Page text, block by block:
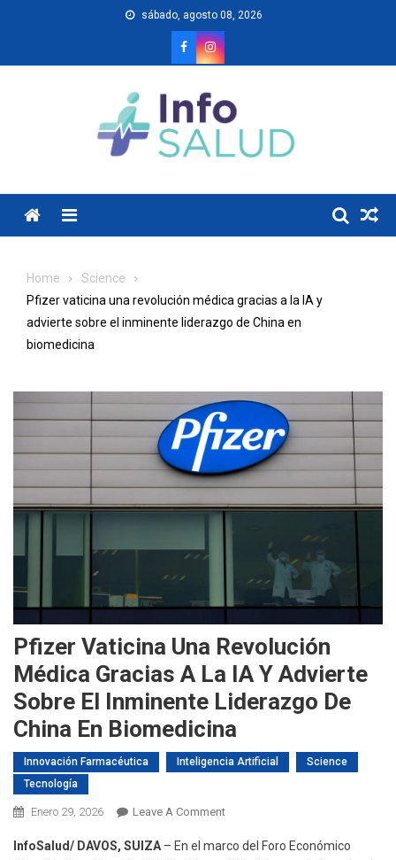
sábado, agosto 08, 2026
Menu
Home
Science
Pfizer vaticina una revolución médica gracias a la IA y
advierte sobre el inminente liderazgo de China en
biomedicina
Pfizer Vaticina Una Revolución
Médica Gracias A La IA Y Advierte
Sobre El Inminente Liderazgo De
China En Biomedicina
Innovación Farmacéutica Inteligencia Artificial
Science
Tecnología
Enero 29, 2026 Leave A CommentOn
Vaticina
InfoSalud/ DAVOS, SUIZA– En el marco del Foro Económico